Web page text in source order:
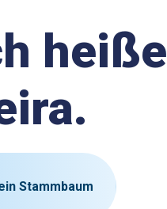
heiße
Stammbaum